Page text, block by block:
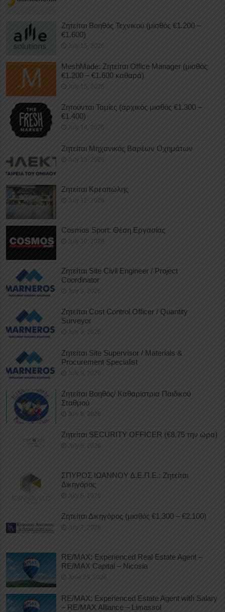
Ζητείται Βοηθός Τεχνικού (μισθός €1.200 –
€1.600)
July 15, 2026
MeshMade: Ζητείται Office Manager (μισθός
€1.200 – €1.600 καθαρά)
July 15, 2026
Ζητούνται Ταμίες (αρχικός μισθός €1.300 –
€1.400)
July 14, 2026
Ζητείται Μηχανικός Βαρέων Οχημάτων
July 13, 2026
Ζητείται Κρεοπώλης
July 12, 2026
Cosmos Sport: Θέση Εργασίας
July 10, 2026
Ζητείται Site Civil Engineer / Project
Coordinator
July 9, 2026
Ζητείται Cost Control Officer / Quantity
Surveyor
July 9, 2026
Ζητείται Site Supervisor / Materials &
Procurement Specialist
July 9, 2026
Ζητείται Βοηθός/ Καθαρίστρια Παιδικού
Σταθμού
July 8, 2026
Ζητείται SECURITY OFFICER (€8,75 την ώρα)
July 8, 2026
ΣΠΥΡΟΣ ΙΩΑΝΝΟΥ Δ.Ε.Π.Ε.: Ζητείται
Δικηγόρος
July 8, 2026
Ζητείται Δικηγόρος (μισθός €1.300 – €2.100)
July 7, 2026
RE/MAX: Experienced Real Estate Agent –
RE/MAX Capital – Nicosia
June 29, 2026
RE/MAX: Experienced Estate Agent with Salary
– RE/MAX Alliance – Limassol